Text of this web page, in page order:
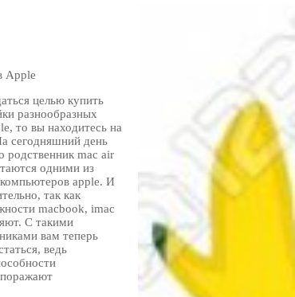
Apple
целью купить
разнообразных
то вы находитесь на
сегодняшний день
родственник mac air
одними из
apple. И
так как
macbook, imac
С такими
вам теперь
ведь